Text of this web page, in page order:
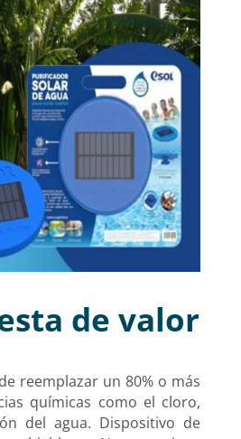
de valor
reemplazar un 80% o más
químicas como el cloro,
del agua. Dispositivo de